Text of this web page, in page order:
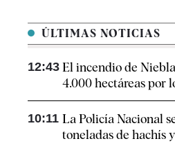
ÚLTIMAS NOTICIAS
12:43 El incendio de
4.000 hectáreas por
10:11 La Policía Nacional
toneladas de hachís